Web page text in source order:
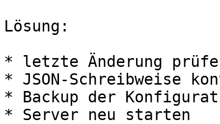
Lösung:
* letzte Änderung
* JSON-Schreibweise
* Backup der
* Server neu starten